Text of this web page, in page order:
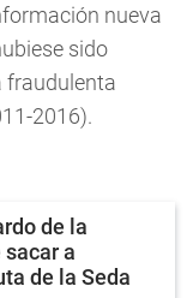
nueva
sido
fraudulenta
2016).
de la
a
de la Seda